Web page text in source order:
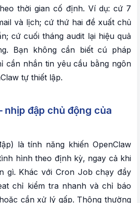
thời gian cố định. Ví dụ: cứ 7
và lịch; cứ thứ hai đề xuất chủ
cứ cuối tháng audit lại hiệu quả
Bạn không cần biết cú pháp
cần nhắn tin yêu cầu bằng ngôn
tự thiết lập.
nhịp đập chủ động của
là tính năng khiến OpenClaw
hình theo định kỳ, ngay cả khi
gì. Khác với Cron Job chạy đầy
chỉ kiểm tra nhanh và chỉ báo
cần xử lý gấp. Thông thường